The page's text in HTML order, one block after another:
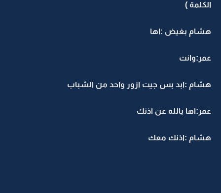
الكلمة )
هشام بغيض :اها
عمر:وانت
هشام :ابد بس جيت ازور واحد من الشباب
عمر:اها يالله عن اذنك
هشام :اذنك معك